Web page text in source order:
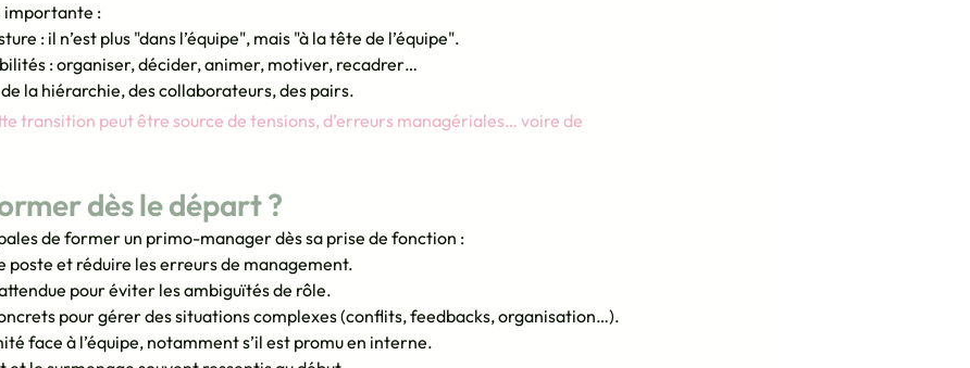
importante :
: il n’est plus "dans l’équipe", mais "à la tête de l’équipe".
: organiser, décider, animer, motiver, recadrer…
la hiérarchie, des collaborateurs, des pairs.
transition peut être source de tensions, d’erreurs managériales… voire de
dès le départ ?
de former un primo-manager dès sa prise de fonction :
poste et réduire les erreurs de management.
pour éviter les ambiguïtés de rôle.
pour gérer des situations complexes (conflits, feedbacks, organisation…).
face à l’équipe, notamment s’il est promu en interne.